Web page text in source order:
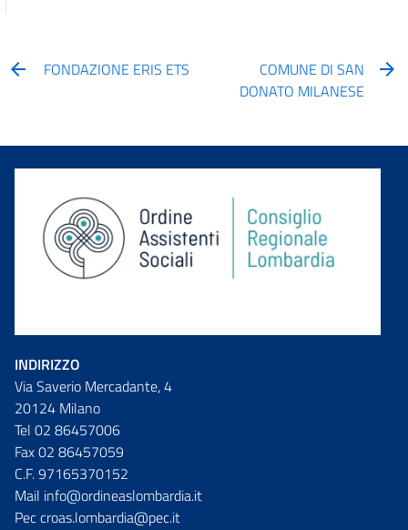
FONDAZIONE ERIS ETS
COMUNE DI SAN
DONATO MILANESE
INDIRIZZO
Via Saverio Mercadante, 4
20124 Milano
Tel 02 86457006
Fax 02 86457059
C.F. 97165370152
Mail info@ordineaslombardia.it
Pec croas.lombardia@pec.it